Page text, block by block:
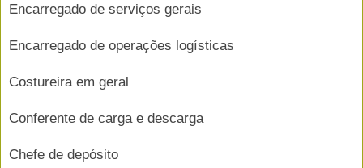
Encarregado de serviços gerais
Encarregado de operações logísticas
Costureira em geral
Conferente de carga e descarga
Chefe de depósito